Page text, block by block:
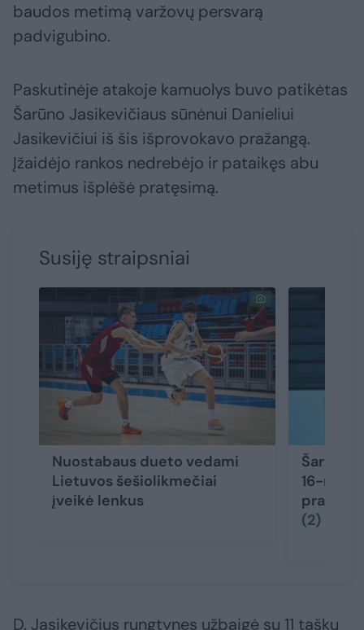
baudos metimą varžovų persvarą
padvigubino.
Paskutinėje atakoje kamuolys buvo patikėtas
Šarūno Jasikevičiaus sūnėnui Danieliui
Jasikevičiui iš šis išprovokavo pražangą.
Įžaidėjo rankos nedrebėjo ir pataikęs abu
metimus išplėšė pratęsimą.
Susiję straipsniai
Nuostabaus dueto vedami
Lietuvos šešiolikmečiai
įveikė lenkus
Šaro
16-
pradėjo
(2)
D. Jasikevičius rungtynes užbaigė su 11 taškų